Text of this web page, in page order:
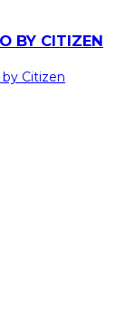
BY CITIZEN
Citizen